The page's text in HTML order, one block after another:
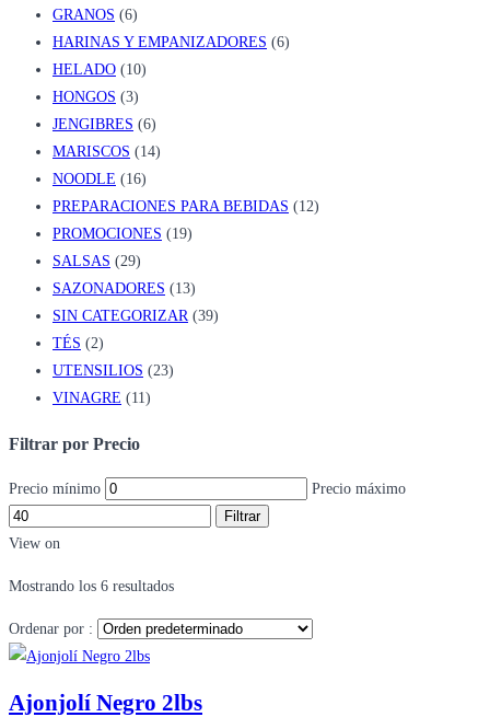
GRANOS (6)
HARINAS Y EMPANIZADORES (6)
HELADO (10)
HONGOS (3)
JENGIBRES (6)
MARISCOS (14)
NOODLE (16)
PREPARACIONES PARA BEBIDAS (12)
PROMOCIONES (19)
SALSAS (29)
SAZONADORES (13)
SIN CATEGORIZAR (39)
TÉS (2)
UTENSILIOS (23)
VINAGRE (11)
Filtrar por Precio
Precio mínimo
Precio máximo
Filtrar
View on
Mostrando los 6 resultados
Ordenar por :
Ajonjolí Negro 2lbs